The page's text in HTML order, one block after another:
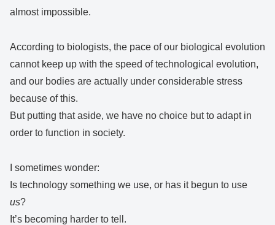
almost impossible.
According to biologists, the pace of our biological evolution
cannot keep up with the speed of technological evolution,
and our bodies are actually under considerable stress
because of this.
But putting that aside, we have no choice but to adapt in
order to function in society.
I sometimes wonder:
Is technology something we use, or has it begun to use
us?
It’s becoming harder to tell.